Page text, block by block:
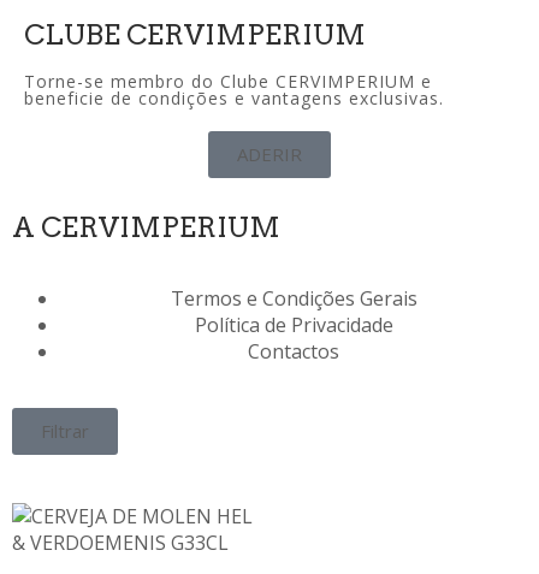
CLUBE CERVIMPERIUM
Torne-se membro do Clube CERVIMPERIUM e
beneficie de condições e vantagens exclusivas.
ADERIR
A CERVIMPERIUM
Termos e Condições Gerais
Política de Privacidade
Contactos
Filtrar